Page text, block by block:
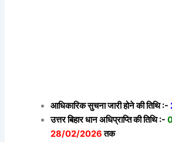
आधिकारिक सुचना जारी होने की तिथि :-
उत्तर बिहार धान अधिप्राप्ति की तिथि :-
28/02/2026तक